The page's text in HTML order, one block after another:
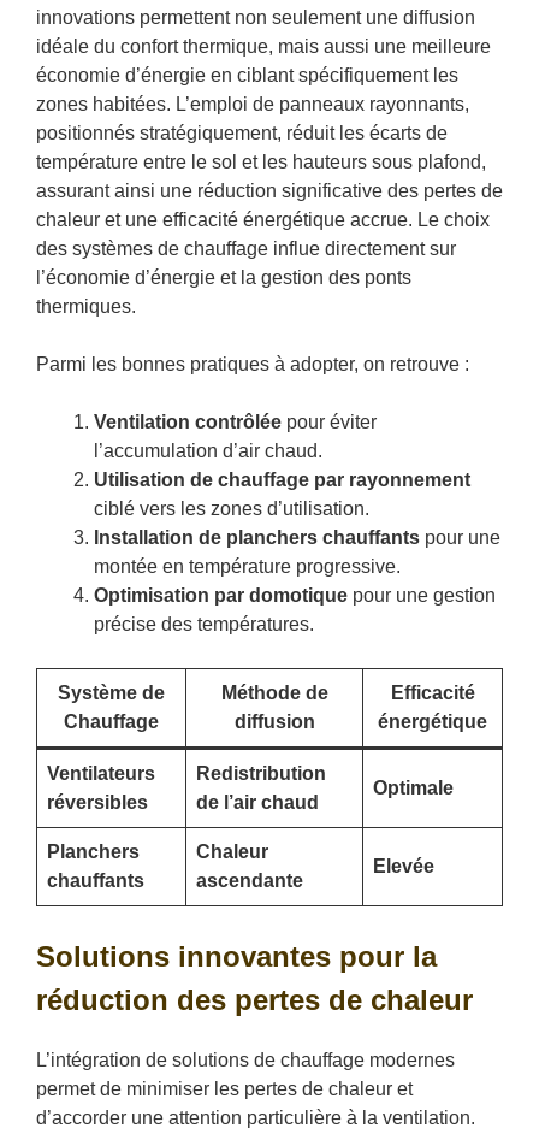
innovations permettent non seulement une diffusion
idéale du confort thermique, mais aussi une meilleure
économie d’énergie en ciblant spécifiquement les
zones habitées. L’emploi de panneaux rayonnants,
positionnés stratégiquement, réduit les écarts de
température entre le sol et les hauteurs sous plafond,
assurant ainsi une réduction significative des pertes de
chaleur et une efficacité énergétique accrue. Le choix
des systèmes de chauffage influe directement sur
l’économie d’énergie et la gestion des ponts
thermiques.
Parmi les bonnes pratiques à adopter, on retrouve :
Ventilation contrôlée pour éviter
l’accumulation d’air chaud.
Utilisation de chauffage par rayonnement
ciblé vers les zones d’utilisation.
Installation de planchers chauffants pour une
montée en température progressive.
Optimisation par domotique pour une gestion
précise des températures.
Système de
Chauffage
Méthode de
diffusion
Efficacité
énergétique
Ventilateurs
réversibles
Redistribution
de l’air chaud
Optimale
Planchers
chauffants
Chaleur
ascendante
Elevée
Solutions innovantes pour la
réduction des pertes de chaleur
L’intégration de solutions de chauffage modernes
permet de minimiser les pertes de chaleur et
d’accorder une attention particulière à la ventilation.